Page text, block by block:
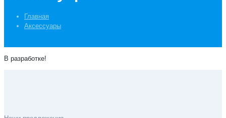
Главная
Аксессуары
В разработке!